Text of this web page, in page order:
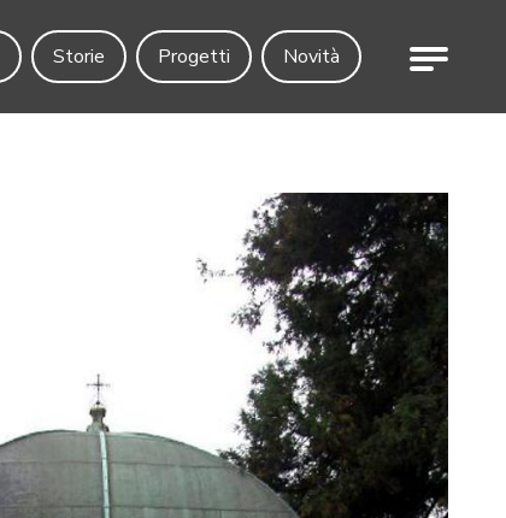
Storie Progetti Novità Menu